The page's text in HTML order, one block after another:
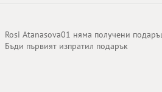
Rosi Atanasova01 няма получени
Бъди първият изпратил подарък